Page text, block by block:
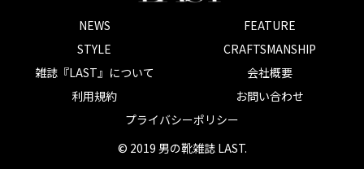
NEWS
FEATURE
STYLE
CRAFTSMANSHIP
雑誌『LAST』について
会社概要
利用規約
お問い合わせ
プライバシーポリシー
© 2019 男の靴雑誌 LAST.